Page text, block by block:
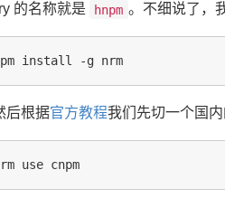
的名称就是
hnpm 。不细说了，
后根据官方教程我们先切一个国内